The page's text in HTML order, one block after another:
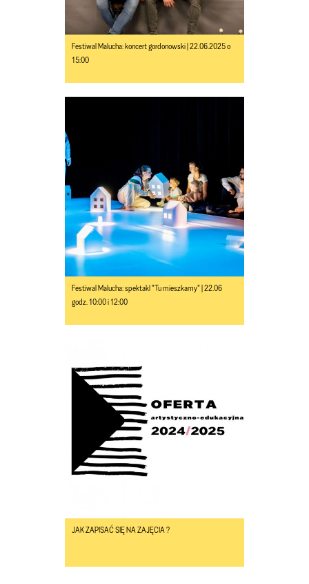
Festiwal Malucha: koncert gordonowski | 22.06.2025 o
15:00
Festiwal Malucha: spektakl "Tu mieszkamy" | 22.06
godz. 10:00 i 12:00
JAK ZAPISAĆ SIĘ NA ZAJĘCIA ?